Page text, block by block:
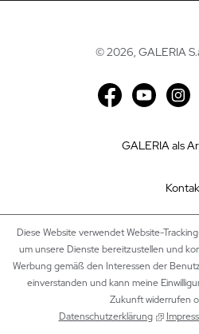
©2026, GALERIA
GALERIA als
Cookie
Diese Website verwendet Website-
um unsere Dienste bereitzustellen und
Werbung gemäß den Interessen der
einverstanden und kann meine
Zukunft widerrufen
Datenschutzerklärung